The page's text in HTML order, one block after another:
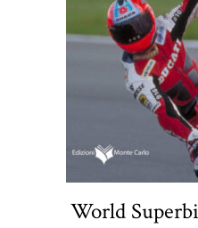
World